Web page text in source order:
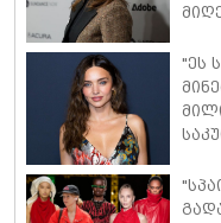
"ეს